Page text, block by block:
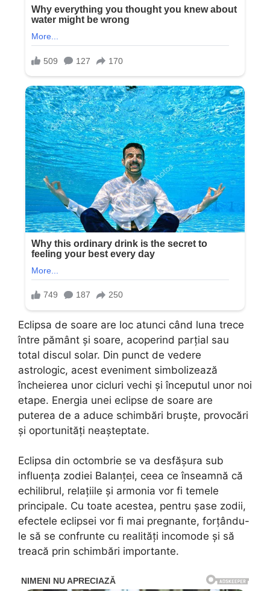
Eclipsa de soare are loc atunci când luna trece
între pământ și soare, acoperind parțial sau
total discul solar. Din punct de vedere
astrologic, acest eveniment simbolizează
încheierea unor cicluri vechi și începutul unor noi
etape. Energia unei eclipse de soare are
puterea de a aduce schimbări bruște, provocări
și oportunități neașteptate.
Eclipsa din octombrie se va desfășura sub
influența zodiei Balanței, ceea ce înseamnă că
echilibrul, relațiile și armonia vor fi temele
principale. Cu toate acestea, pentru șase zodii,
efectele eclipsei vor fi mai pregnante, forțându-
le să se confrunte cu realități incomode și să
treacă prin schimbări importante.